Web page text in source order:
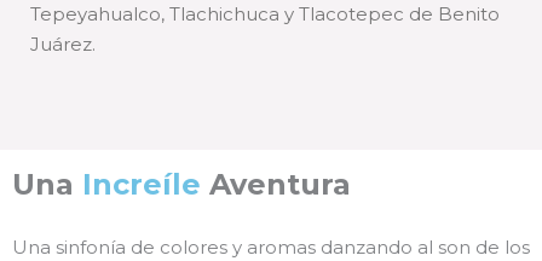
Tepeyahualco, Tlachichuca y Tlacotepec de Benito
Juárez.
Una Increíle Aventura
Una sinfonía de colores y aromas danzando al son de los